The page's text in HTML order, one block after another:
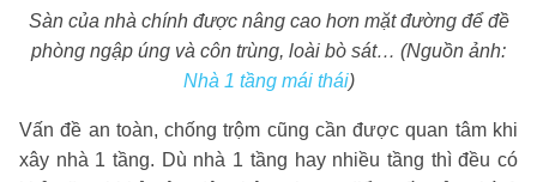
Sàn của nhà chính được nâng cao hơn mặt đường để đề
phòng ngập úng và côn trùng, loài bò sát… (Nguồn ảnh:
Nhà 1 tầng mái thái)
Vấn đề an toàn, chống trộm cũng cần được quan tâm khi
xây nhà 1 tầng. Dù nhà 1 tầng hay nhiều tầng thì đều có